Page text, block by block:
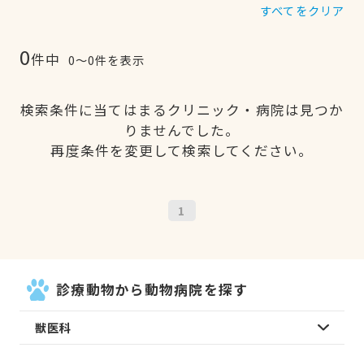
すべてをクリア
0件中 0〜0件を表示
検索条件に当てはまるクリニック・病院は見つか
りませんでした。
再度条件を変更して検索してください。
1
診療動物から動物病院を探す
獣医科